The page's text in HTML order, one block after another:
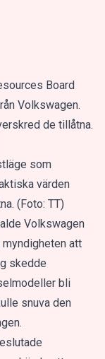
Board
Volkswagen.
de tillåtna.
som
värden
(Foto: TT)
Volkswagen
att
skedde
bli
snuva den